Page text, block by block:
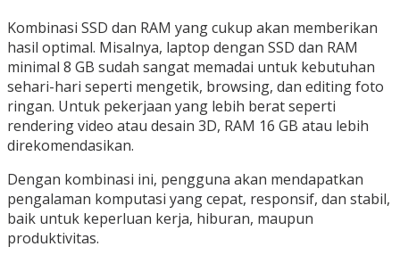
Kombinasi SSD dan RAM yang cukup akan memberikan
hasil optimal. Misalnya, laptop dengan SSD dan RAM
minimal 8 GB sudah sangat memadai untuk kebutuhan
sehari-hari seperti mengetik, browsing, dan editing foto
ringan. Untuk pekerjaan yang lebih berat seperti
rendering video atau desain 3D, RAM 16 GB atau lebih
direkomendasikan.
Dengan kombinasi ini, pengguna akan mendapatkan
pengalaman komputasi yang cepat, responsif, dan stabil,
baik untuk keperluan kerja, hiburan, maupun
produktivitas.